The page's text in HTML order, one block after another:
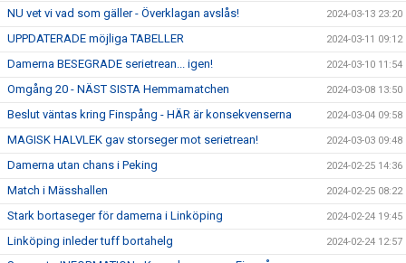
NU vet vi vad som gäller - Överklagan avslås! 2024-03-13 23:20
UPPDATERADE möjliga TABELLER 2024-03-11 09:12
Damerna BESEGRADE serietrean... igen! 2024-03-10 11:54
Omgång 20 - NÄST SISTA Hemmamatchen 2024-03-08 13:50
Beslut väntas kring Finspång - HÄR är konsekvenserna 2024-03-04 09:58
MAGISK HALVLEK gav storseger mot serietrean! 2024-03-03 09:48
Damerna utan chans i Peking 2024-02-25 14:36
Match i Mässhallen 2024-02-25 08:22
Stark bortaseger för damerna i Linköping 2024-02-24 19:45
Linköping inleder tuff bortahelg 2024-02-24 12:57